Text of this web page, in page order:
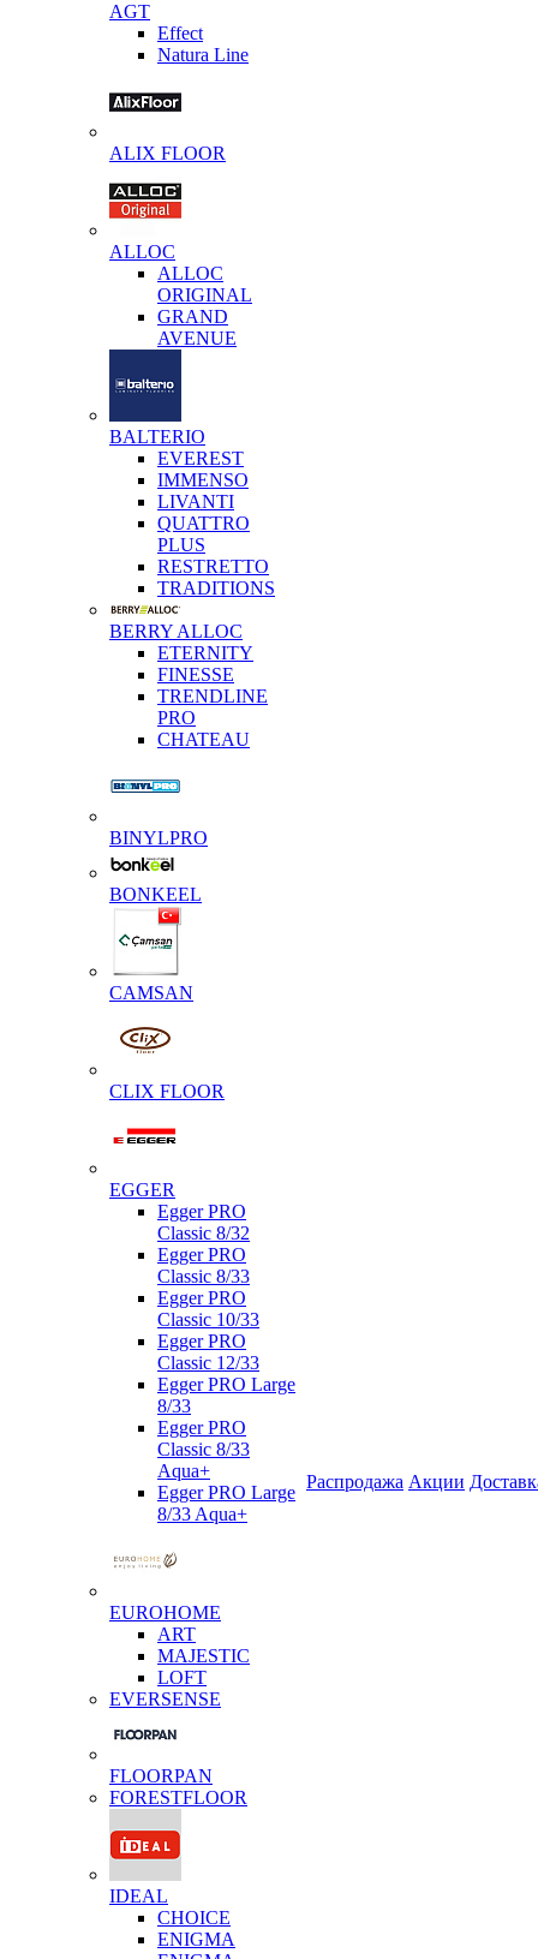
AGT
Effect
Natura Line
ALIX FLOOR
ALLOC
ALLOC
ORIGINAL
GRAND
AVENUE
BALTERIO
EVEREST
IMMENSO
LIVANTI
QUATTRO
PLUS
RESTRETTO
TRADITIONS
BERRY ALLOC
ETERNITY
FINESSE
TRENDLINE
PRO
CHATEAU
BINYLPRO
BONKEEL
CAMSAN
CLIX FLOOR
EGGER
Egger PRO
Classic 8/32
Egger PRO
Classic 8/33
Egger PRO
Classic 10/33
Egger PRO
Classic 12/33
Egger PRO Large
8/33
Egger PRO
Classic 8/33
Aqua+
Egger PRO Large
8/33 Aqua+
EUROHOME
ART
MAJESTIC
LOFT
EVERSENSE
FLOORPAN
FORESTFLOOR
IDEAL
CHOICE
ENIGMA
Распродажа Акции